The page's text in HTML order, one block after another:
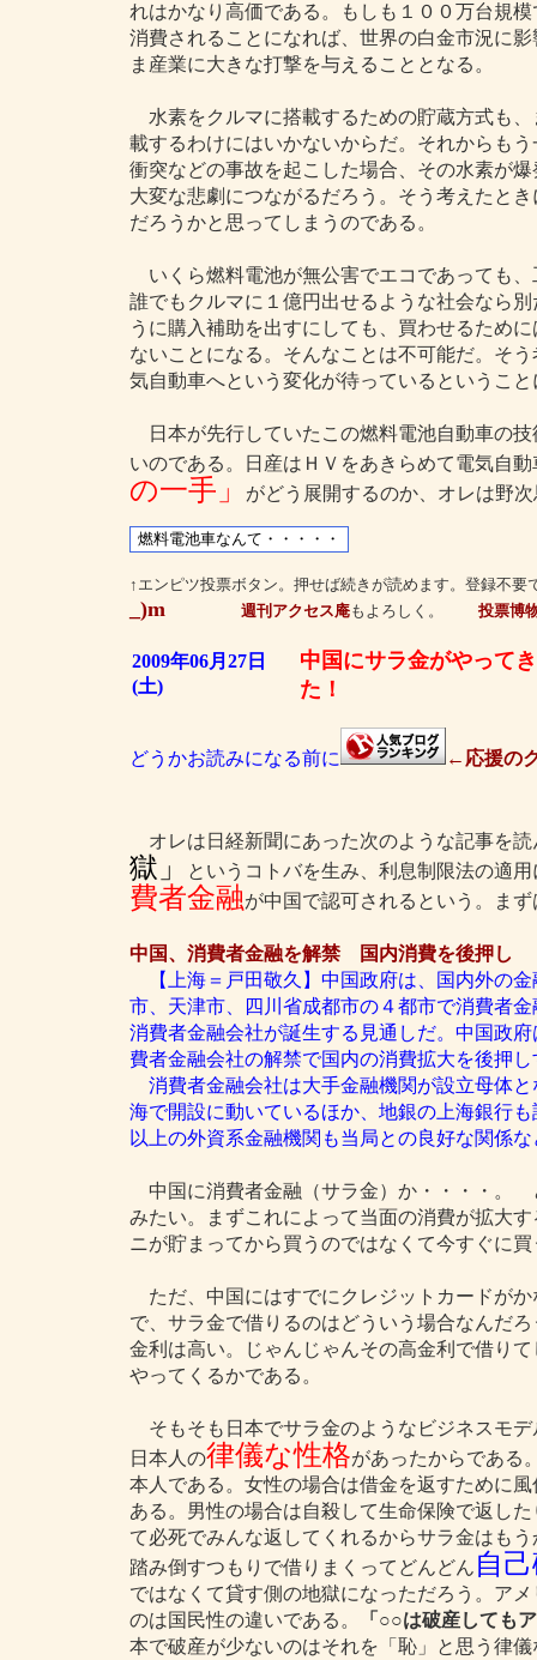
れはかなり高価である。もしも１００万台規
消費されることになれば、世界の白金市況に
ま産業に大きな打撃を与えることとなる。
水素をクルマに搭載するための貯蔵方式も
載するわけにはいかないからだ。それからも
衝突などの事故を起こした場合、その水素が
大変な悲劇につながるだろう。そう考えたと
だろうかと思ってしまうのである。
いくら燃料電池が無公害でエコであっても
誰でもクルマに１億円出せるような社会なら
うに購入補助を出すにしても、買わせるため
ないことになる。そんなことは不可能だ。そ
気自動車へという変化が待っているというこ
日本が先行していたこの燃料電池自動車の
いのである。日産はＨＶをあきらめて電気自
の一手」 がどう展開するのか、オレは野
↑エンピツ投票ボタン。押せば続きが読めます。登録不要
_)m 週刊アクセス庵もよろしく。 投票博
2009年06月27日
(土)
中国にサラ金がやってき
た！
どうかお読みになる前に ←応援の
オレは日経新聞にあった次のような記事を
獄」 というコトバを生み、利息制限法の適
費者金融が中国で認可されるという。ま
中国、消費者金融を解禁 国内消費を後押し
【上海＝戸田敬久】中国政府は、国内外の
市、天津市、四川省成都市の４都市で消費者
消費者金融会社が誕生する見通しだ。中国政
費者金融会社の解禁で国内の消費拡大を後押
消費者金融会社は大手金融機関が設立母体
海で開設に動いているほか、地銀の上海銀行
以上の外資系金融機関も当局との良好な関係
中国に消費者金融（サラ金）か・・・・。
みたい。まずこれによって当面の消費が拡大
ニが貯まってから買うのではなくて今すぐに
ただ、中国にはすでにクレジットカードが
で、サラ金で借りるのはどういう場合なんだ
金利は高い。じゃんじゃんその高金利で借り
やってくるかである。
そもそも日本でサラ金のようなビジネスモ
日本人の律儀な性格があったからである
本人である。女性の場合は借金を返すために
ある。男性の場合は自殺して生命保険で返し
て必死でみんな返してくれるからサラ金はも
踏み倒すつもりで借りまくってどんどん 自
ではなくて貸す側の地獄になっただろう。ア
のは国民性の違いである。
「○○は破産しても
本で破産が少ないのはそれを「恥」と思う律